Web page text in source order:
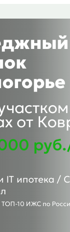
от
IT ипотека /
ТОП-10 ИЖС по